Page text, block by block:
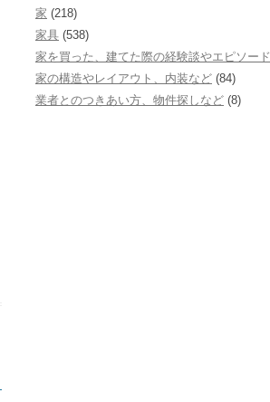
家 (218)
家具 (538)
家を買った、建てた際の経験談やエピソード
家の構造やレイアウト、内装など (84)
業者とのつきあい方、物件探しなど (8)